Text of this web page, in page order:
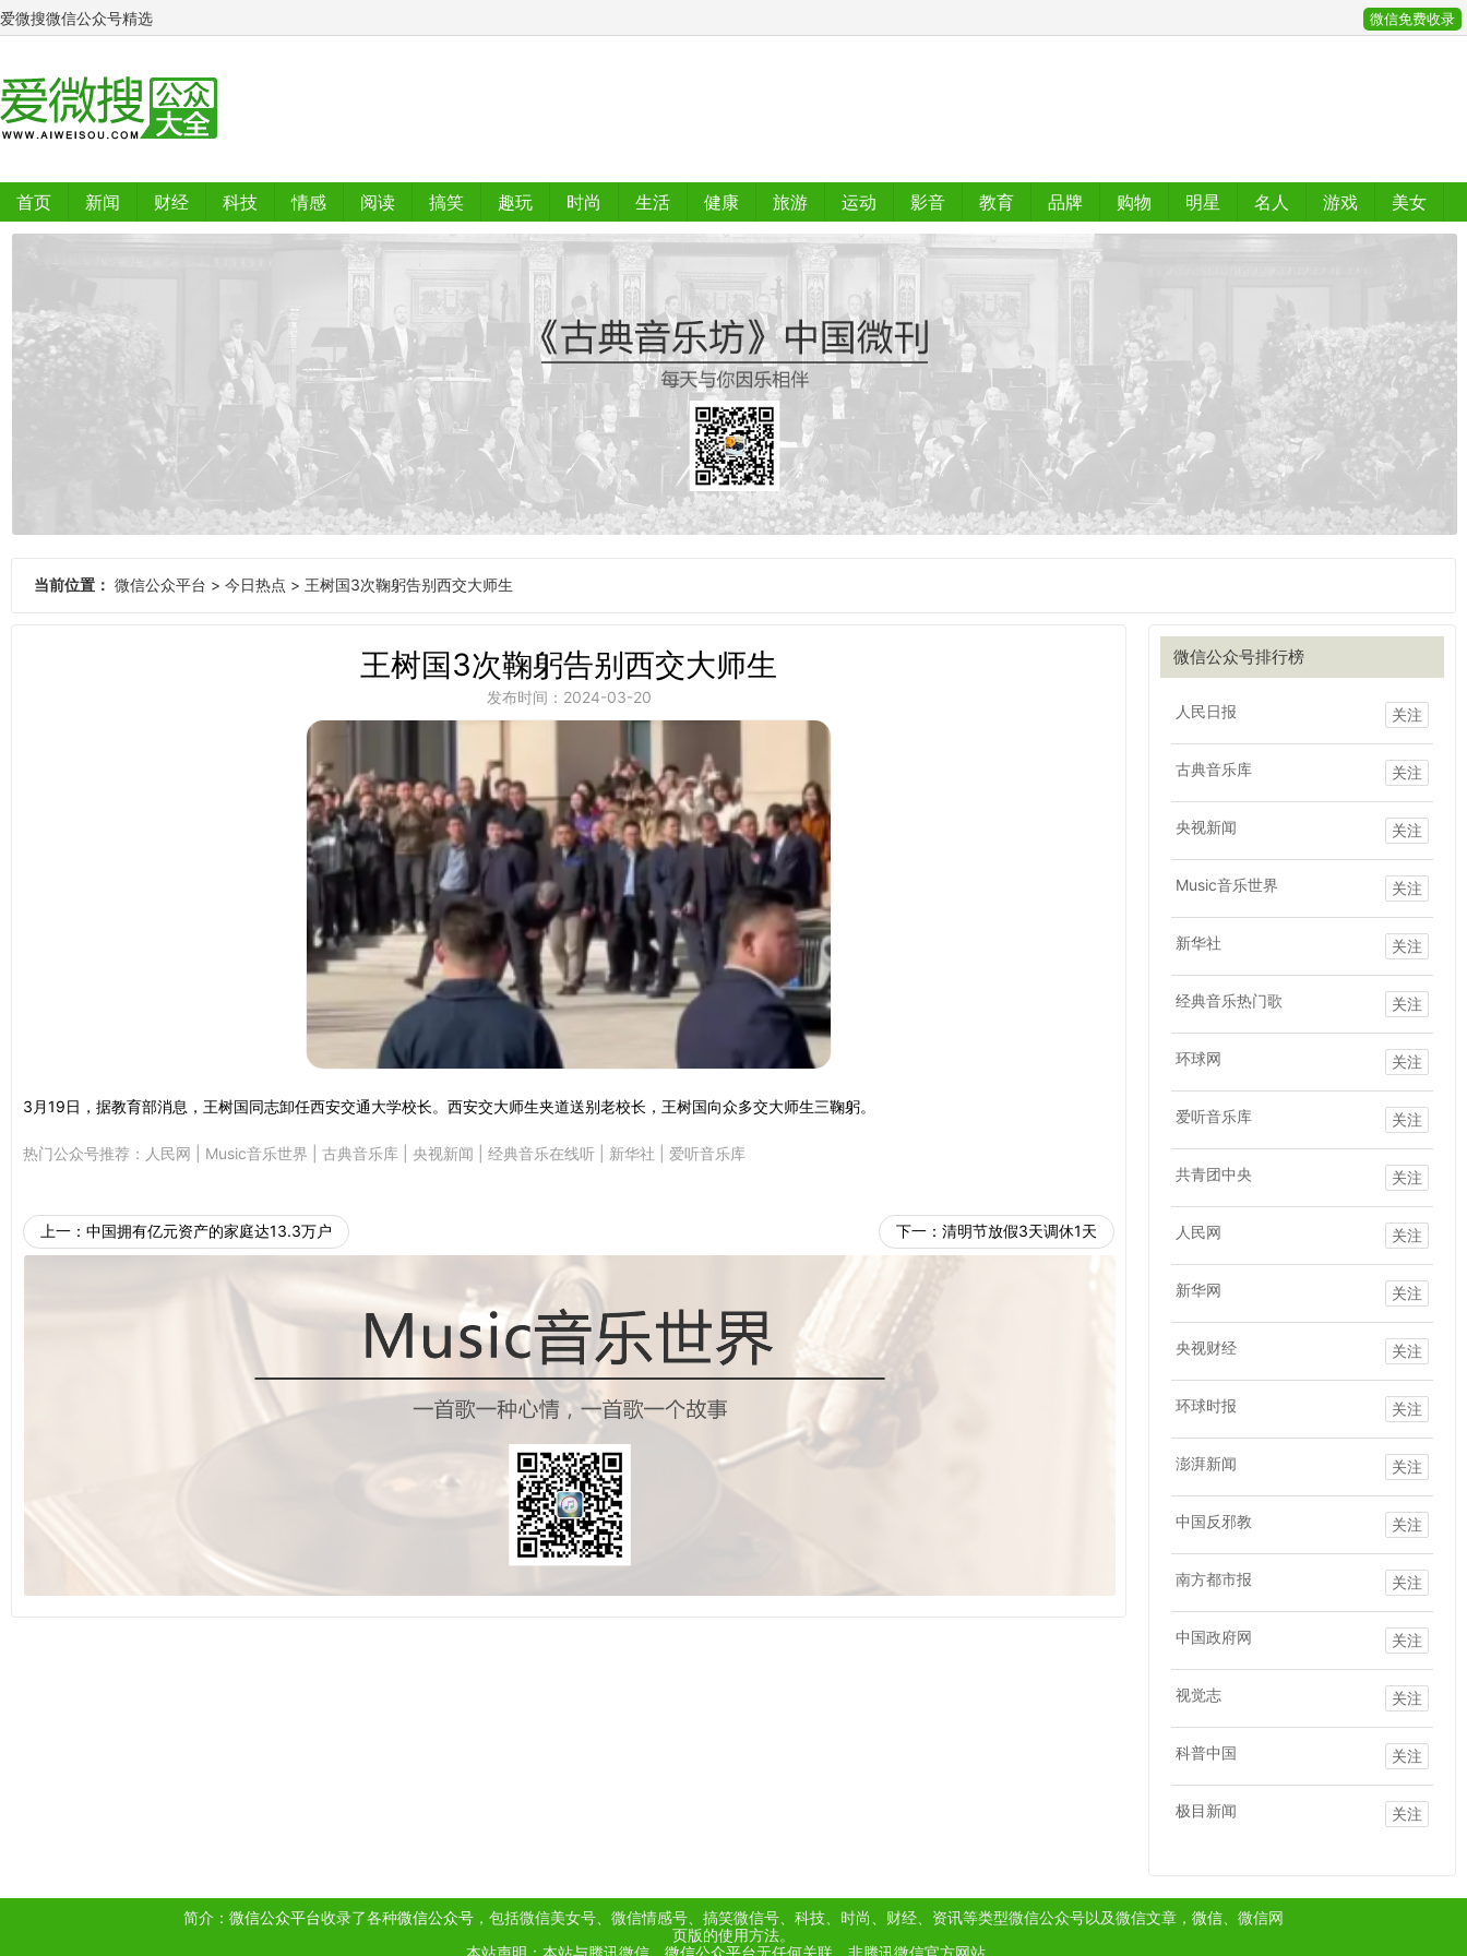
爱微搜微信公众号精选 微信免费收录
首页 新闻 财经 科技 情感 阅读 搞笑 趣玩 时尚 生活 健康 旅游 运动 影音 教育 品牌 购物 明星 名人 游戏
美女
当前位置： 微信公众平台 > 今日热点 > 王树国3次鞠躬告别西交大师生
微信公众号排行榜
人民日报 关注
古典音乐库 关注
央视新闻 关注
Music音乐世界 关注
新华社 关注
经典音乐热门歌 关注
环球网 关注
爱听音乐库 关注
共青团中央 关注
人民网 关注
新华网 关注
央视财经 关注
环球时报 关注
澎湃新闻 关注
中国反邪教 关注
南方都市报 关注
中国政府网 关注
视觉志 关注
科普中国 关注
极目新闻 关注
王树国3次鞠躬告别西交大师生
发布时间：2024-03-20
3月19日，据教育部消息，王树国同志卸任西安交通大学校长。西安交大师生夹道送别老校长，王树国向众多交大师生三鞠躬。
热门公众号推荐： 人民网 Music音乐世界 古典音乐库 央视新闻 经典音乐在线听 新华社 爱听音乐库
上一： 中国拥有亿元资产的家庭达13.3万户 下一： 清明节放假3天调休1天
简介： 微信公众平台收录了各种微信公众号 ，包括微信美女号、微信情感号、搞笑微信号、科技、时尚、财经、资讯等类型微信公众号以及微信文章， 微信 、微信网
页版的使用方法。
本站声明：本站与腾讯微信、 微信公众平台无任何关联，非腾讯微信官方网站。